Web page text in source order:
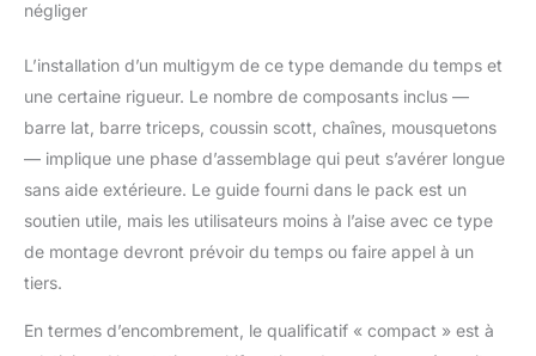
négliger
L’installation d’un multigym de ce type demande du temps et
une certaine rigueur. Le nombre de composants inclus —
barre lat, barre triceps, coussin scott, chaînes, mousquetons
— implique une phase d’assemblage qui peut s’avérer longue
sans aide extérieure. Le guide fourni dans le pack est un
soutien utile, mais les utilisateurs moins à l’aise avec ce type
de montage devront prévoir du temps ou faire appel à un
tiers.
En termes d’encombrement, le qualificatif « compact » est à